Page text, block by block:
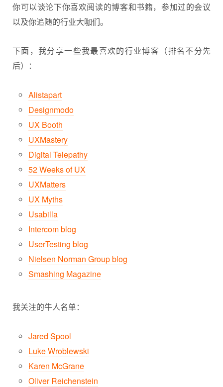
你可以谈论下你喜欢阅读的博客和书籍，参加过的会议
以及你追随的行业大咖们。
下面，我分享一些我最喜欢的行业博客（排名不分先
后）：
Alistapart
Designmodo
UX Booth
UXMastery
Digital Telepathy
52 Weeks of UX
UXMatters
UX Myths
Usabilla
Intercom blog
UserTesting blog
Nielsen Norman Group blog
Smashing Magazine
我关注的牛人名单：
Jared Spool
Luke Wroblewski
Karen McGrane
Oliver Reichenstein